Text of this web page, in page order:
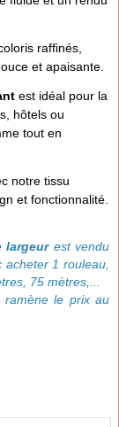
raffinés,
et apaisante.
est idéal pour la
hôtels ou
tout en
notre tissu
et fonctionnalité.
largeurest vendu
acheter 1 rouleau,
75 mètres,...
le prix au